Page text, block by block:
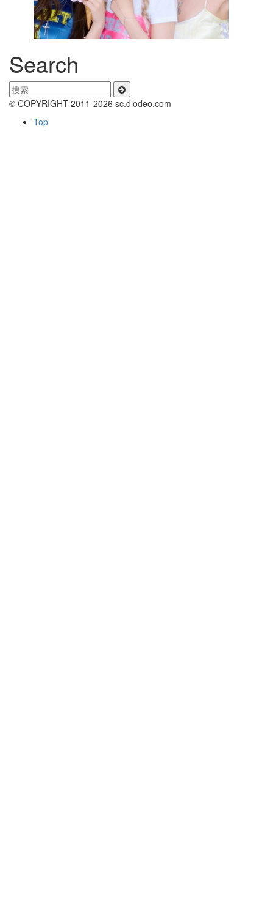
Search
© COPYRIGHT 2011-2026 sc.diodeo.com
Top